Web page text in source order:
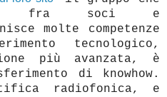
soci e
molte competenze
tecnologico,
più avanzata, è
di knowhow.
radiofonica, e